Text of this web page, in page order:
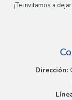
¡Te invitamos a
Dirección: